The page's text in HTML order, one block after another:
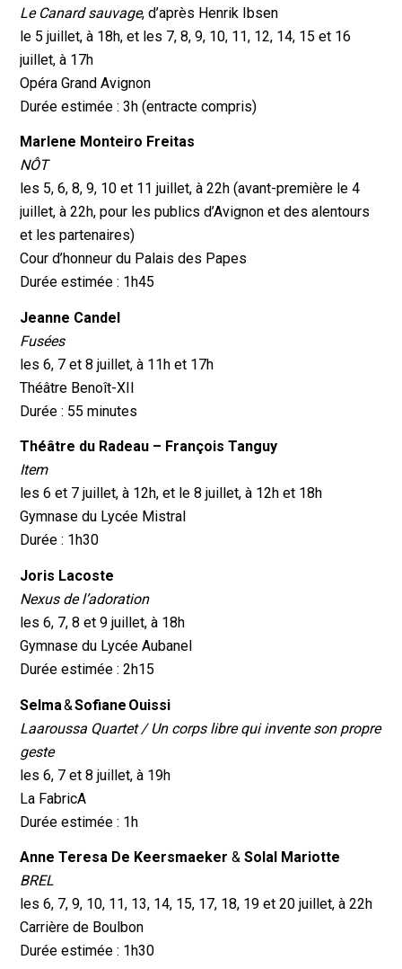
Le Canard sauvage, d’après Henrik Ibsen
le 5 juillet, à 18h, et les 7, 8, 9, 10, 11, 12, 14, 15 et 16
juillet, à 17h
Opéra Grand Avignon
Durée estimée : 3h (entracte compris)
Marlene Monteiro Freitas
NÔT
les 5, 6, 8, 9, 10 et 11 juillet, à 22h (avant-première le 4
juillet, à 22h, pour les publics d’Avignon et des alentours
et les partenaires)
Cour d’honneur du Palais des Papes
Durée estimée : 1h45
Jeanne Candel
Fusées
les 6, 7 et 8 juillet, à 11h et 17h
Théâtre Benoît-XII
Durée : 55 minutes
Théâtre du Radeau – François Tanguy
Item
les 6 et 7 juillet, à 12h, et le 8 juillet, à 12h et 18h
Gymnase du Lycée Mistral
Durée : 1h30
Joris Lacoste
Nexus de l’adoration
les 6, 7, 8 et 9 juillet, à 18h
Gymnase du Lycée Aubanel
Durée estimée : 2h15
Selma&Sofiane Ouissi
Laaroussa Quartet /Un corps libre qui invente son propre
geste
les 6, 7 et 8 juillet, à 19h
La FabricA
Durée estimée : 1h
Anne Teresa De Keersmaeker &Solal Mariotte
BREL
les 6, 7, 9, 10, 11, 13, 14, 15, 17, 18, 19 et 20 juillet, à 22h
Carrière de Boulbon
Durée estimée : 1h30